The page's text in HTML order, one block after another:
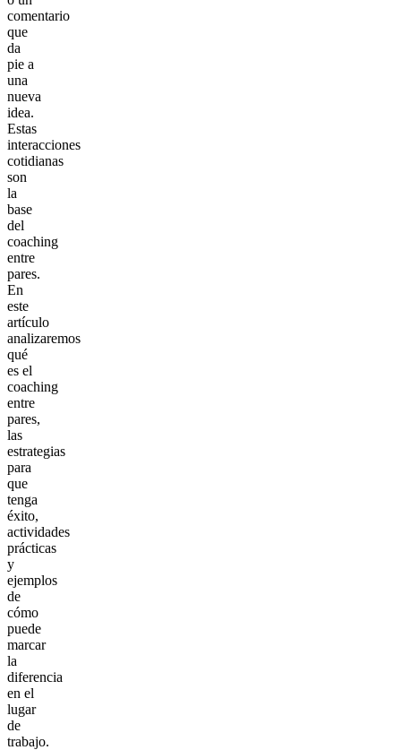
comentario
que
da
pie a
una
nueva
idea.
Estas
interacciones
cotidianas
son
la
base
del
coaching
entre
pares.
En
este
artículo
analizaremos
qué
es el
coaching
entre
pares,
las
estrategias
para
que
tenga
éxito,
actividades
prácticas
y
ejemplos
de
cómo
puede
marcar
la
diferencia
en el
lugar
de
trabajo.